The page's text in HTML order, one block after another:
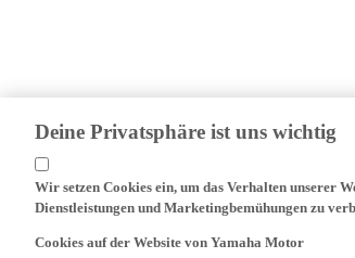
Wir setzen Cookies ein, um das Verhalten unserer
Dienstleistungen und Marketingbemühungen zu